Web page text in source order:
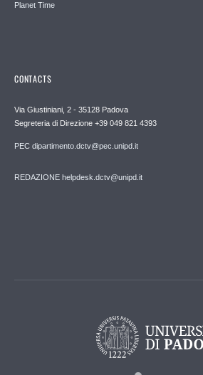
Planet Time
CONTACTS
Via Giustiniani, 2 - 35128 Padova
Segreteria di Direzione +39 049 821 4393
PEC dipartimento.dctv@pec.unipd.it
REDAZIONE helpdesk.dctv@unipd.it